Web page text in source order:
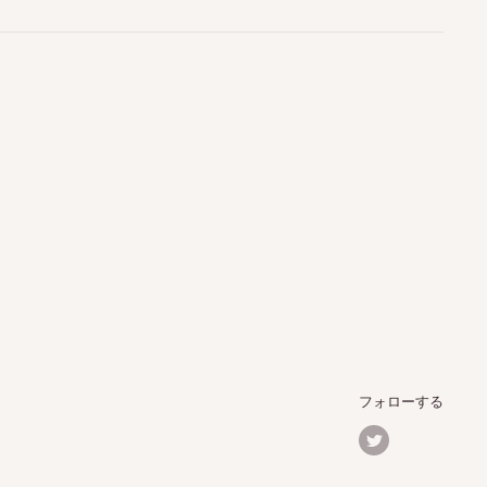
フォローする